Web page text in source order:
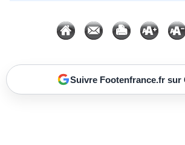
Suivre Footenfrance.fr sur